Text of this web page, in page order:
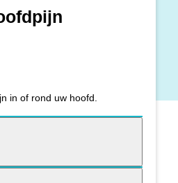
in of rond uw hoofd.